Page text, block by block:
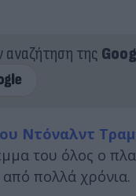
της
Ντόναλντ
του όλος ο
πολλά χρόνια.